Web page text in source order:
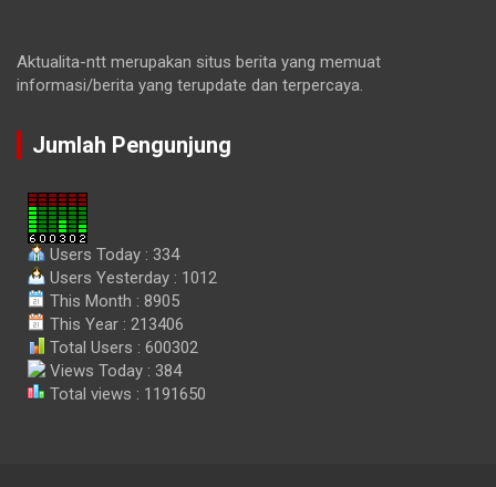
Aktualita-ntt merupakan situs berita yang memuat
informasi/berita yang terupdate dan terpercaya.
Jumlah Pengunjung
Users Today : 334
Users Yesterday : 1012
This Month : 8905
This Year : 213406
Total Users : 600302
Views Today : 384
Total views : 1191650